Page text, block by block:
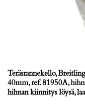
Teräsrannekello,
40mm, ref. 81950A,
hihnan kiinnitys löysä,